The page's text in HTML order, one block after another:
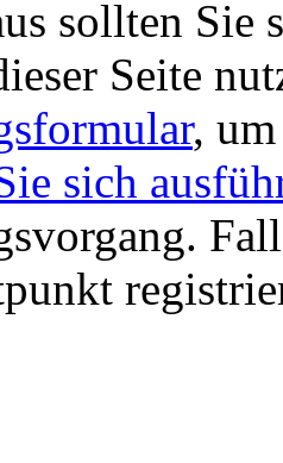
sollten Sie
Seite
,
sich